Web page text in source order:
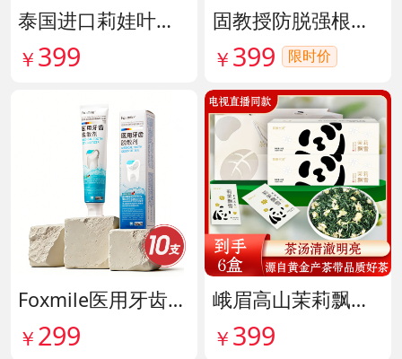
泰国进口莉娃叶黄素精华护眼液 货号142036
￥ 399
固教授防脱强根健发精华液 货号141187
￥ 399 限时价
Foxmile医用牙齿脱敏剂 货号141702
￥ 299
峨眉高山茉莉飘雪铂金熊猫礼盒限量版 货号141997
￥ 399